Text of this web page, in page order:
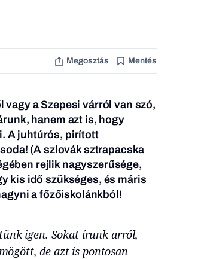
Megosztás Mentés
a Szepesi várról van szó,
hanem azt is, hogy
A juhtúrós, pirított
(A szlovák sztrapacska
rejlik nagyszerűsége,
kis idő szükséges, és máris
a főzőiskolánkból!
igen. Sokat írunk arról,
de azt is pontosan